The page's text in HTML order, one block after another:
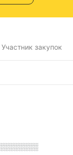
Участник закупок